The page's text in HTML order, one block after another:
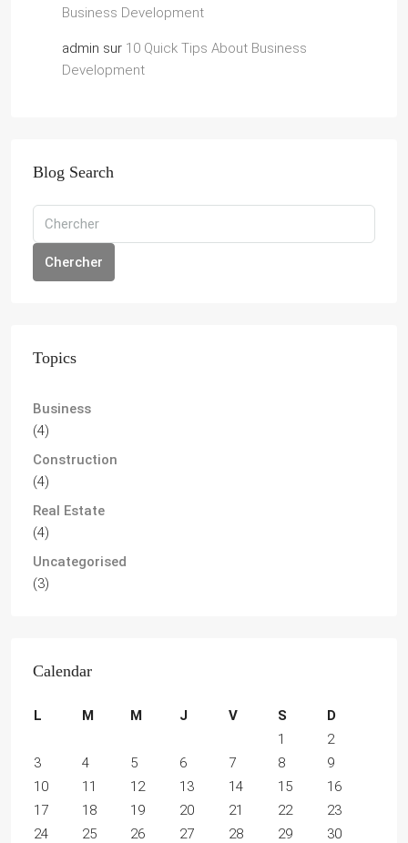
Business Development
admin sur 10 Quick Tips About Business
Development
Blog Search
Chercher
Topics
Business
(4)
Construction
(4)
Real Estate
(4)
Uncategorised
(3)
Calendar
L M M J V S
D
1
2
3
4 5 6 7 8
9
10
11 12 13 14 15
16
17
18 19 20 21 22
23
24
25 26 27 28 29
30